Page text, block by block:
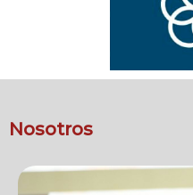
Nosotros